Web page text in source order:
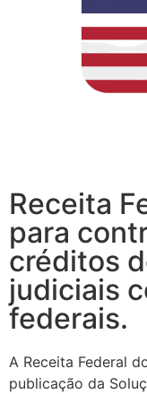
Receita
para
créditos
judiciais
federais.
A Receita Federal
publicação da